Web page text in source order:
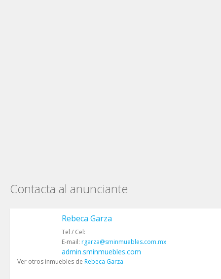
Contacta al anunciante
Rebeca Garza
Tel / Cel:
E-mail: rgarza@sminmuebles.com.mx
admin.sminmuebles.com
Ver otros inmuebles de Rebeca Garza